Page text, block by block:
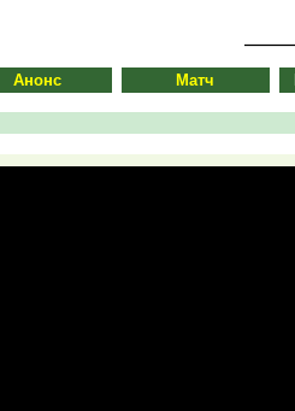
Анонс Матч